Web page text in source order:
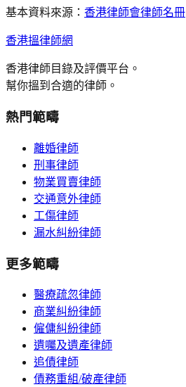
基本資料來源： 香港律師會律師名冊
香港搵律師網
香港律師目錄及評價平台。
幫你搵到合適的律師。
熱門範疇
離婚律師
刑事律師
物業買賣律師
交通意外律師
工傷律師
漏水糾紛律師
更多範疇
醫療疏忽律師
商業糾紛律師
僱傭糾紛律師
遺囑及遺產律師
追債律師
債務重組/破產律師